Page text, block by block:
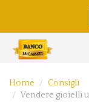
Home
Consigli
Vendere gioielli